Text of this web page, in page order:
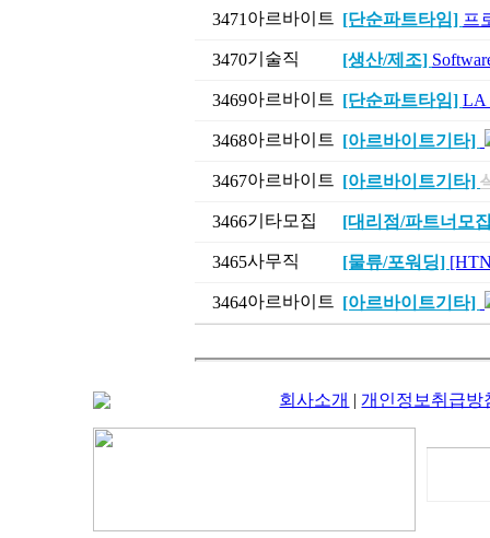
3471 아르바이트 [단순파트타임] 프
3470기술직 [생산/제조]
3469아르바이트 [단순파트타임] LA
3468아르바이트 [아르바이트기타]
3467아르바이트 [아르바이트기타]
3466기타모집 [대리점/파트너모
3465사무직 [물류/포워딩]
3464아르바이트 [아르바이트기타]
회사소개 |개인정보취급방